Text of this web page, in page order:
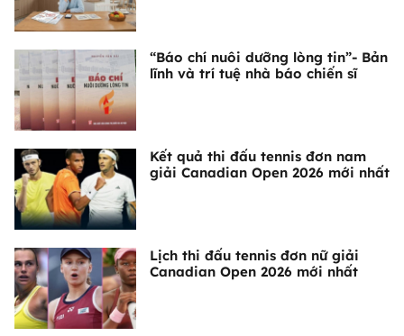
“Báo chí nuôi dưỡng lòng tin”- Bản
lĩnh và trí tuệ nhà báo chiến sĩ
Kết quả thi đấu tennis đơn nam
giải Canadian Open 2026 mới nhất
Lịch thi đấu tennis đơn nữ giải
Canadian Open 2026 mới nhất